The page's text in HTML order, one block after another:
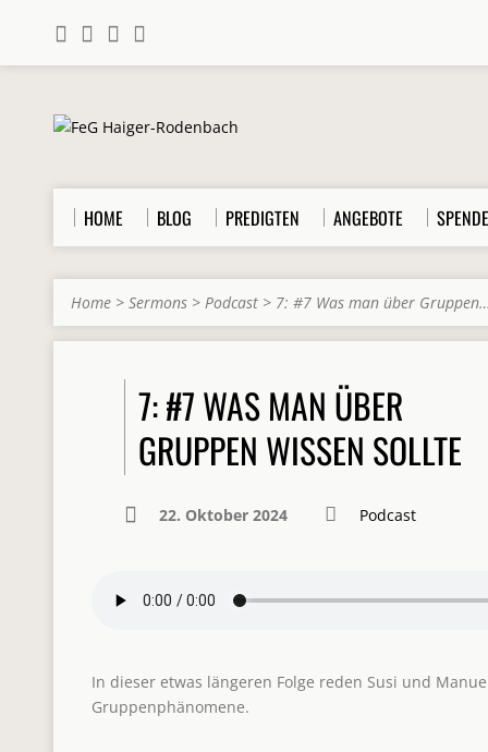
HOME BLOG PREDIGTEN ANGEBOTE
Home > Sermons > Podcast > 7: #7 Was man über
7: #7 WAS MAN ÜBER
GRUPPEN WISSEN SOLLTE
22. Oktober 2024 Podcast
In dieser etwas längeren Folge reden Susi und
Gruppenphänomene.